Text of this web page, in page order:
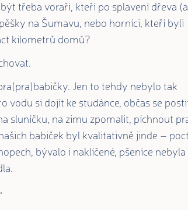
třeba voraři, kteří po splavení dřeva
na Šumavu, nebo horníci, kteří byli
kilometrů domů?
Jen to tehdy nebylo tak
vodu si dojít ke studánce, občas se
sluníčku, na zimu zpomalit, píchnout
babiček byl kvalitativně jinde –
bývalo i naklíčené, pšenice nebyla